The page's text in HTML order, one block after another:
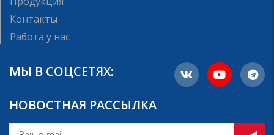
Контакты
Работа у нас
МЫ В СОЦСЕТЯХ:
НОВОСТНАЯ РАССЫЛКА